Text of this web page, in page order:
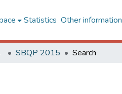
Statistics Other information
SBQP 2015 Search